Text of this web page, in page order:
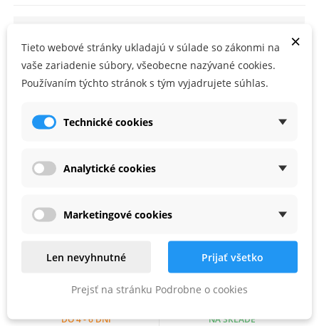
PRÍSLUŠENSTVO
DOMINO systainer³
DO 4 - 6 DNÍ
Zľava -23%
systainer³
NA SKLADE
×
Tieto webové stránky ukladajú v súlade so zákonmi na
vaše zariadenie súbory, všeobecne nazývané cookies.
Používaním týchto stránok s tým vyjadrujete súhlas.
Technické cookies
Analytické cookies
Marketingové cookies
Len nevyhnutné Prijať všetko
Prejsť na stránku Podrobne o cookies